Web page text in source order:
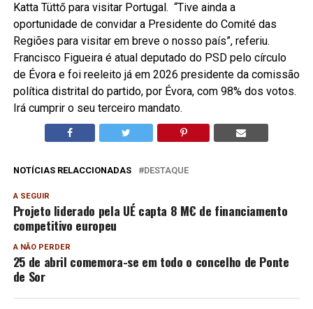
Katta Tüttő para visitar Portugal. “Tive ainda a
oportunidade de convidar a Presidente do Comité das
Regiões para visitar em breve o nosso país”, referiu.
Francisco Figueira é atual deputado do PSD pelo círculo
de Évora e foi reeleito já em 2026 presidente da comissão
política distrital do partido, por Évora, com 98% dos votos.
Irá cumprir o seu terceiro mandato.
NOTÍCIAS RELACCIONADAS DESTAQUE
A SEGUIR
Projeto liderado pela UÉ capta 8 M€ de financiamento
competitivo europeu
A NÃO PERDER
25 de abril comemora-se em todo o concelho de Ponte
de Sor